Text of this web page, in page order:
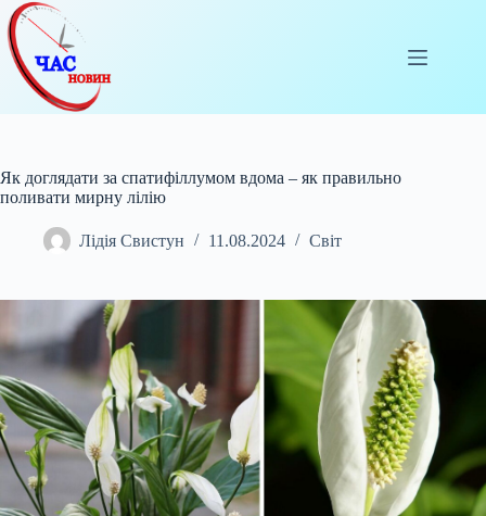
Перейти
до
вмісту
Як доглядати за спатифіллумом вдома – як правильно
поливати мирну лілію
Лідія Свистун 11.08.2024 Світ